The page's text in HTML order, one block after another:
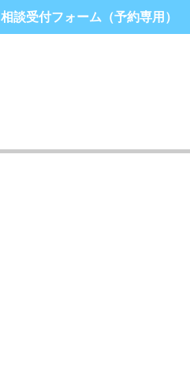
相談受付フォーム（予約専用）